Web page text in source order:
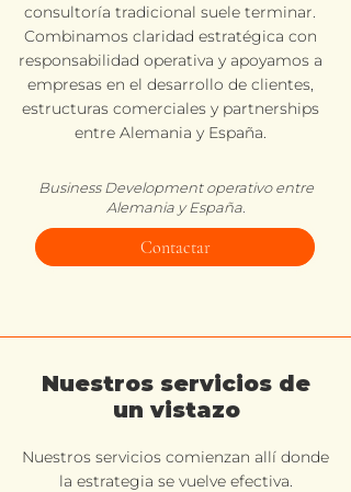
consultoría tradicional suele terminar.
Combinamos claridad estratégica con
responsabilidad operativa y apoyamos a
empresas en el desarrollo de clientes,
estructuras comerciales y partnerships
entre Alemania y España.
Business Development operativo entre
Alemania y España.
Contactar
Nuestros servicios de
un vistazo
Nuestros servicios comienzan allí donde
la estrategia se vuelve efectiva.